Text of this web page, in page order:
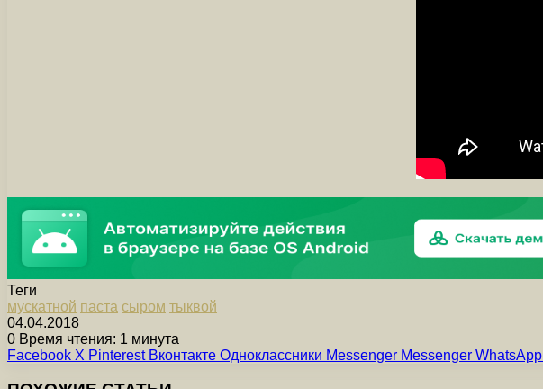
Теги
мускатной паста сыром тыквой
04.04.2018
0 Время чтения: 1 минута
Facebook X Pinterest Вконтакте Одноклассники Messenger Messenger WhatsApp